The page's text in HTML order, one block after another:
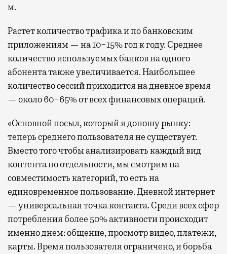
м.
Растет количество трафика и по банковским
приложениям — на 10−15% год к году. Среднее
количество используемых банков на одного
абонента также увеличивается. Наибольшее
количество сессий приходится на дневное время
— около 60−65% от всех финансовых операций.
«Основной посыл, который я доношу рынку:
теперь среднего пользователя не существует.
Вместо того чтобы анализировать каждый вид
контента по отдельности, мы смотрим на
совместимость категорий, то есть на
единовременное пользование. Дневной интернет
— универсальная точка контакта. Среди всех сфер
потребления более 50% активности происходит
именно днем: общение, просмотр видео, платежи,
карты. Время пользователя ограничено, и борьба